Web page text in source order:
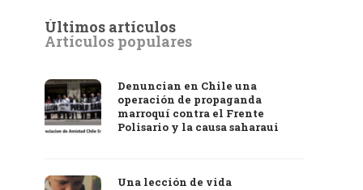
Últimos artículos
Artículos populares
Denuncian en Chile una
operación de propaganda
marroquí contra el Frente
Polisario y la causa saharaui
Una lección de vida